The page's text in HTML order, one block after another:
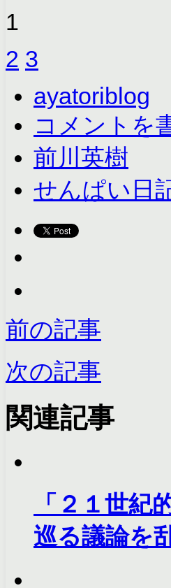
1
2 3
ayatoriblog
コメントを
前川英樹
せんぱい日
前の記事
次の記事
関連記事
「２１世
巡る議論を